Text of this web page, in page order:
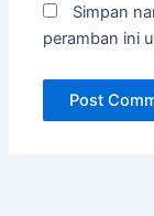
Simpan
peramban ini